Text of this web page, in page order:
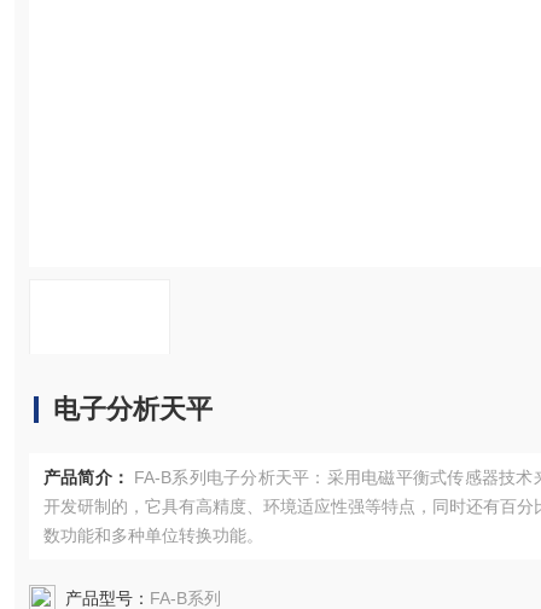
电子分析天平
产品简介：
FA-B系列电子分析天平：采用电磁平衡式传感器技术
开发研制的，它具有高精度、环境适应性强等特点，同时还有百分
数功能和多种单位转换功能。
产品型号： FA-B系列